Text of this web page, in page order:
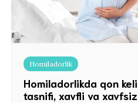
Homiladorlik
Homiladorlikda qon
tasnifi, xavfli va